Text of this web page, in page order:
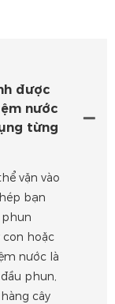
được
nước
từng
vặn vào
bạn
phun
con hoặc
nước là
phun,
cây